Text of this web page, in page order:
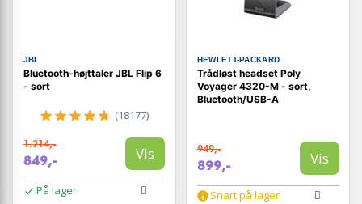
JBL
Bluetooth-højttaler JBL Flip 6
- sort
(18177)
1.214,-
849,- Vis
På lager
HEWLETT-PACKARD
Trådløst headset Poly
Voyager 4320-M - sort,
Bluetooth/USB-A
949,-
899,- Vis
Snart på lager